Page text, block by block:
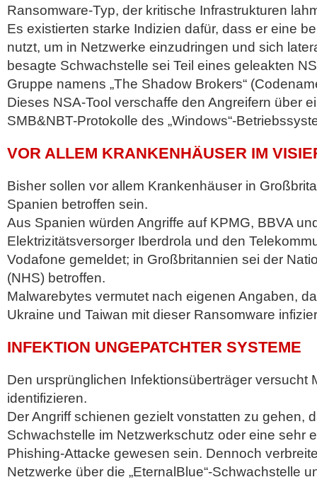
Ransomware-Typ, der kritische Infrastrukturen
Es existierten starke Indizien dafür, dass er eine
nutzt, um in Netzwerke einzudringen und sich
besagte Schwachstelle sei Teil eines geleakten
Gruppe namens „The Shadow Brokers“
Dieses NSA-Tool verschaffe den Angreifern über
SMB&NBT-Protokolle des „Windows“-
VOR ALLEM KRANKENHÄUSER IM
Bisher sollen vor allem Krankenhäuser in
Spanien betroffen sein.
Aus Spanien würden Angriffe auf KPMG, BBVA
Elektrizitätsversorger Iberdrola und den
Vodafone gemeldet; in Großbritannien sei der
(NHS) betroffen.
Malwarebytes vermutet nach eigenen Angaben,
Ukraine und Taiwan mit dieser Ransomware
INFEKTION UNGEPATCHTER SYSTEME
Den ursprünglichen Infektionsüberträger versucht
identifizieren.
Der Angriff schienen gezielt vonstatten zu gehen,
Schwachstelle im Netzwerkschutz oder eine sehr
Phishing-Attacke gewesen sein. Dennoch
Netzwerke über die „EternalBlue“-Schwachstelle